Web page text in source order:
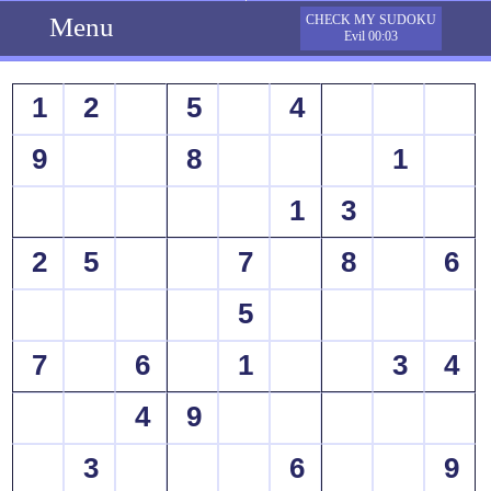
Menu
CHECK MY SUDOKU
Evil 00:03
1 2 5
4
9
8
1
1
3
2
5 7 8
6
5
7
6 1 3
4
4
9
3
6
9